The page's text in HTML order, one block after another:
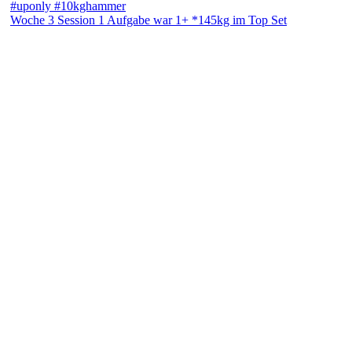
Woche 3 Session 1 Aufgabe war 1+ *145kg im Top Set